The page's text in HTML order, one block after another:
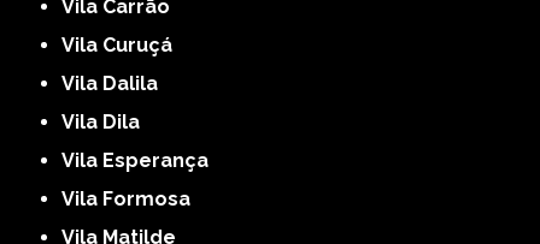
Vila Carrão
Vila Curuçá
Vila Dalila
Vila Dila
Vila Esperança
Vila Formosa
Vila Matilde